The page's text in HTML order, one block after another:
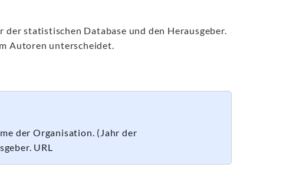
statistischen Database und den Herausgeber.
Autoren unterscheidet.
der Organisation. (Jahr der
URL